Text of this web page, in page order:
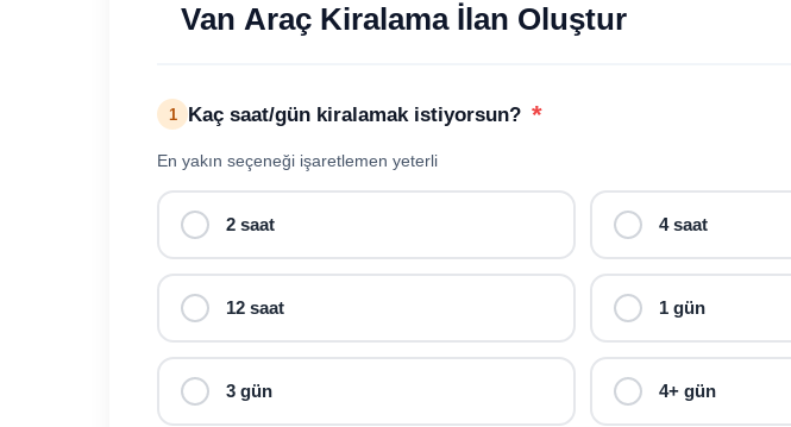
Van Araç Kiralama İlan Oluştur
1 Kaç saat/gün kiralamak istiyorsun? *
En yakın seçeneği işaretlemen yeterli
2 saat 4 saat
12 saat 1 gün
3 gün 4+ gün